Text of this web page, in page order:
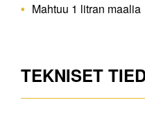
Mahtuu 1 litran maalia
TEKNISET